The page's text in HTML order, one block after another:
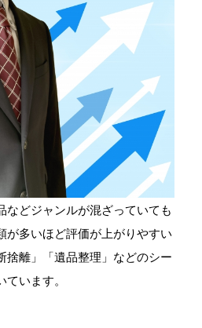
などジャンルが混ざっていても
が多いほど評価が上がりやすい
捨離」「遺品整理」などのシー
います。